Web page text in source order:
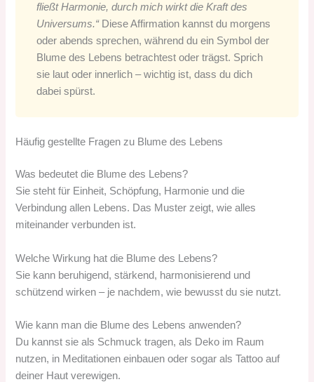
fließt Harmonie, durch mich wirkt die Kraft des
Universums.“Diese Affirmation kannst du morgens
oder abends sprechen, während du ein Symbol der
Blume des Lebens betrachtest oder trägst. Sprich
sie laut oder innerlich – wichtig ist, dass du dich
dabei spürst.
Häufig gestellte Fragen zu Blume des Lebens
Was bedeutet die Blume des Lebens?
Sie steht für Einheit, Schöpfung, Harmonie und die
Verbindung allen Lebens. Das Muster zeigt, wie alles
miteinander verbunden ist.
Welche Wirkung hat die Blume des Lebens?
Sie kann beruhigend, stärkend, harmonisierend und
schützend wirken – je nachdem, wie bewusst du sie nutzt.
Wie kann man die Blume des Lebens anwenden?
Du kannst sie als Schmuck tragen, als Deko im Raum
nutzen, in Meditationen einbauen oder sogar als Tattoo auf
deiner Haut verewigen.